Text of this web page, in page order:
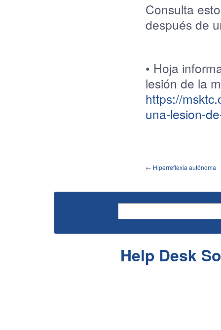
Consulta
después de
• Hoja
lesión de la
https://
una-lesion-
← Hiperreflexia autónoma
Help Desk